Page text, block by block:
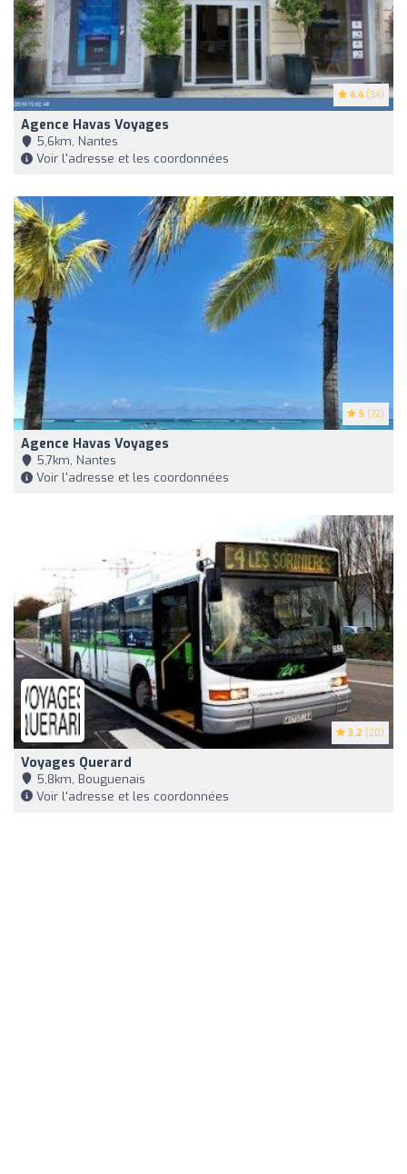
4.4 (34)
Agence Havas Voyages
5,6km, Nantes
Voir l'adresse et les coordonnées
5 (72)
Agence Havas Voyages
5,7km, Nantes
Voir l'adresse et les coordonnées
3.2 (20)
Voyages Querard
5,8km, Bouguenais
Voir l'adresse et les coordonnées